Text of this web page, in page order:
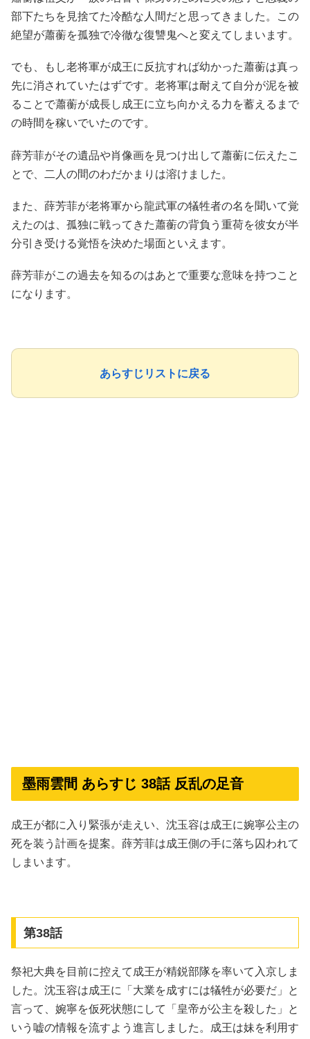
部下たちを見捨てた冷酷な人間だと思ってきました。この
絶望が蕭蘅を孤独で冷徹な復讐鬼へと変えてしまいます。
でも、もし老将軍が成王に反抗すれば幼かった蕭蘅は真っ
先に消されていたはずです。老将軍は耐えて自分が泥を被
ることで蕭蘅が成長し成王に立ち向かえる力を蓄えるまで
の時間を稼いでいたのです。
薛芳菲がその遺品や肖像画を見つけ出して蕭蘅に伝えたこ
とで、二人の間のわだかまりは溶けました。
また、薛芳菲が老将軍から龍武軍の犠牲者の名を聞いて覚
えたのは、孤独に戦ってきた蕭蘅の背負う重荷を彼女が半
分引き受ける覚悟を決めた場面といえます。
薛芳菲がこの過去を知るのはあとで重要な意味を持つこと
になります。
あらすじリストに戻る
墨雨雲間 あらすじ 38話 反乱の足音
成王が都に入り緊張が走えい、沈玉容は成王に婉寧公主の
死を装う計画を提案。薛芳菲は成王側の手に落ち囚われて
しまいます。
第38話
祭祀大典を目前に控えて成王が精鋭部隊を率いて入京しま
した。沈玉容は成王に「大業を成すには犠牲が必要だ」と
言って、婉寧を仮死状態にして「皇帝が公主を殺した」と
いう嘘の情報を流すよう進言しました。成王は妹を利用す